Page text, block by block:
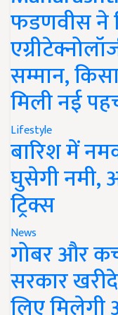
फडणवीस ने
सम्मान,
मिली नई
Lifestyle
बारिश में
घुसेगी नमी,
ट्रिक्स
News
गोबर और
सरकार